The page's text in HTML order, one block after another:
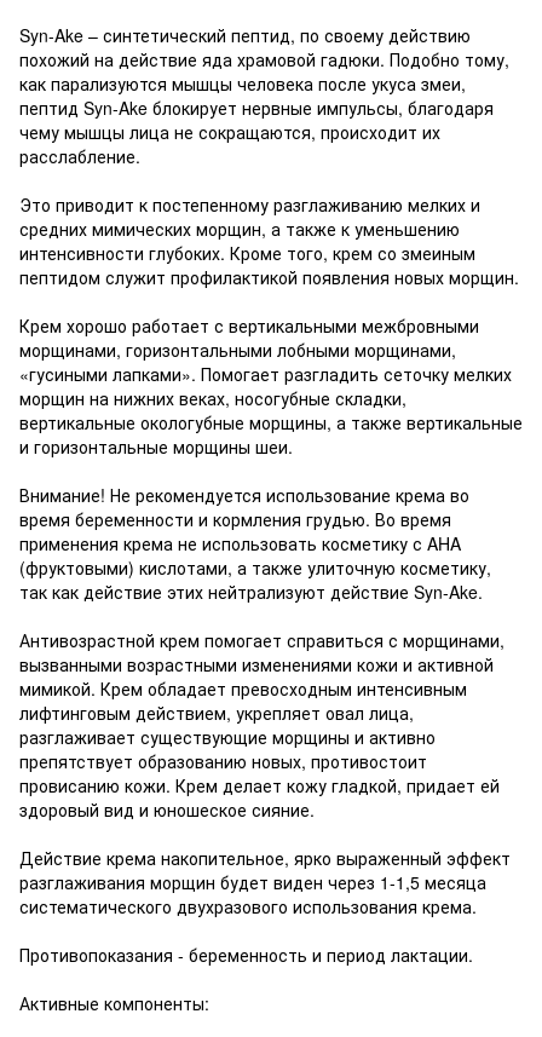
Syn-Ake – синтетический пептид, по своему действию
похожий на действие яда храмовой гадюки. Подобно тому,
как парализуются мышцы человека после укуса змеи,
пептид Syn-Ake блокирует нервные импульсы, благодаря
чему мышцы лица не сокращаются, происходит их
расслабление.
Это приводит к постепенному разглаживанию мелких и
средних мимических морщин, а также к уменьшению
интенсивности глубоких. Кроме того, крем со змеиным
пептидом служит профилактикой появления новых морщин.
Крем хорошо работает с вертикальными межбровными
морщинами, горизонтальными лобными морщинами,
«гусиными лапками». Помогает разгладить сеточку мелких
морщин на нижних веках, носогубные складки,
вертикальные окологубные морщины, а также вертикальные
и горизонтальные морщины шеи.
Внимание! Не рекомендуется использование крема во
время беременности и кормления грудью. Во время
применения крема не использовать косметику с AHA
(фруктовыми) кислотами, а также улиточную косметику,
так как действие этих нейтрализуют действие Syn-Ake.
Антивозрастной крем помогает справиться с морщинами,
вызванными возрастными изменениями кожи и активной
мимикой. Крем обладает превосходным интенсивным
лифтинговым действием, укрепляет овал лица,
разглаживает существующие морщины и активно
препятствует образованию новых, противостоит
провисанию кожи. Крем делает кожу гладкой, придает ей
здоровый вид и юношеское сияние.
Действие крема накопительное, ярко выраженный эффект
разглаживания морщин будет виден через 1-1,5 месяца
систематического двухразового использования крема.
Противопоказания - беременность и период лактации.
Активные компоненты: